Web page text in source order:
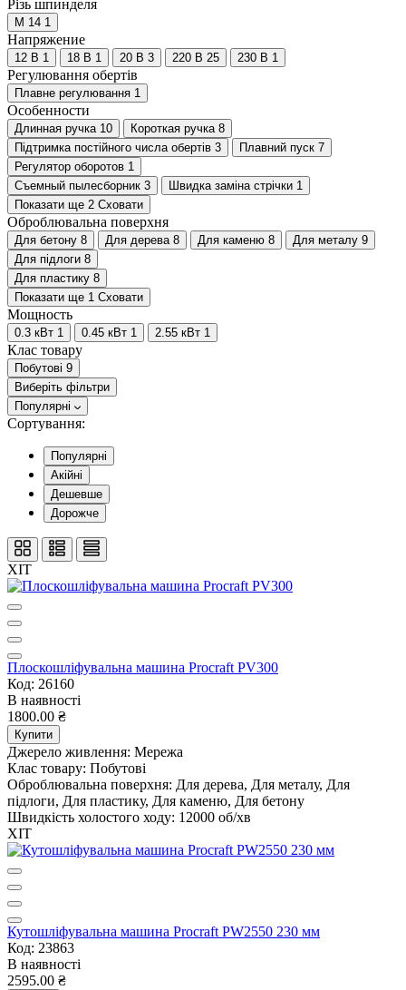
Різь шпинделя
M 14 1
Напряжение
12 В 1 18 В 1 20 В 3 220 В 25 230 В 1
Регулювання обертів
Плавне регулювання 1
Особенности
Длинная ручка 10 Короткая ручка 8
Підтримка постійного числа обертів 3 Плавний пуск 7
Регулятор оборотов 1
Съемный пылесборник 3 Швидка заміна стрічки 1
Показати ще 2 Сховати
Оброблювальна поверхня
Для бетону 8 Для дерева 8 Для каменю 8 Для металу 9
Для підлоги 8
Для пластику 8
Показати ще 1 Сховати
Мощность
0.3 кВт 1 0.45 кВт 1 2.55 кВт 1
Клас товару
Побутові 9
Виберіть фільтри
Популярні
Сортування:
Популярні
Акійні
Дешевше
Дорожче
ХІТ
Плоскошліфувальна машина Procraft PV300
Код: 26160
В наявності
1800.00 ₴
Купити
Джерело живлення: Мережа
Клас товару: Побутові
Оброблювальна поверхня: Для дерева, Для металу, Для
підлоги, Для пластику, Для каменю, Для бетону
Швидкість холостого ходу: 12000 об/хв
ХІТ
Кутошліфувальна машина Procraft PW2550 230 мм
Код: 23863
В наявності
2595.00 ₴